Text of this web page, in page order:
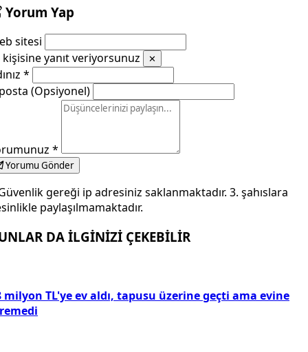
Yorum Yap
sitesi
kişisine yanıt veriyorsunuz
✕
*
(Opsiyonel)
*
Yorumu Gönder
gereği ip adresiniz saklanmaktadır. 3. şahıslara
paylaşılmamaktadır.
DA İLGİNİZİ ÇEKEBİLİR
milyon TL'ye ev aldı, tapusu üzerine geçti ama evine